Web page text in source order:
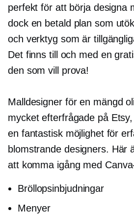
perfekt för att börja designa
dock en betald plan som
och verktyg som är
Det finns till och med en
den som vill prova!
Malldesigner för en mängd
mycket efterfrågade på Etsy,
en fantastisk möjlighet för
blomstrande designers. Här
att komma igång med
Bröllopsinbjudningar
Menyer